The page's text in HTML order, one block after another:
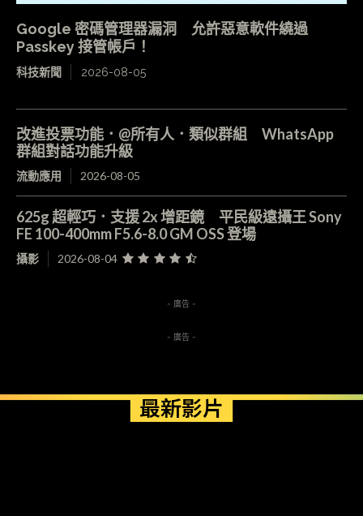
Google 密碼管理器漏洞 允許惡意軟件繞過
Passkey 接管帳戶！
科技新聞 2026-08-05
改進投票功能．@所有人．類似群組 WhatsApp
群組對話功能升級
流動應用 2026-08-05
625g 超輕巧．支援 2x 增距鏡 平民級遠攝王 Sony
FE 100-400mm F5.6-8.0 GM OSS 登場
攝影 2026-08-04
- 廣告 -
- 廣告 -
最新影片